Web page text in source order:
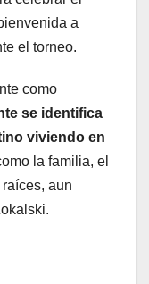
a
el torneo.
como
se identifica
viviendo en
la familia, el
aun